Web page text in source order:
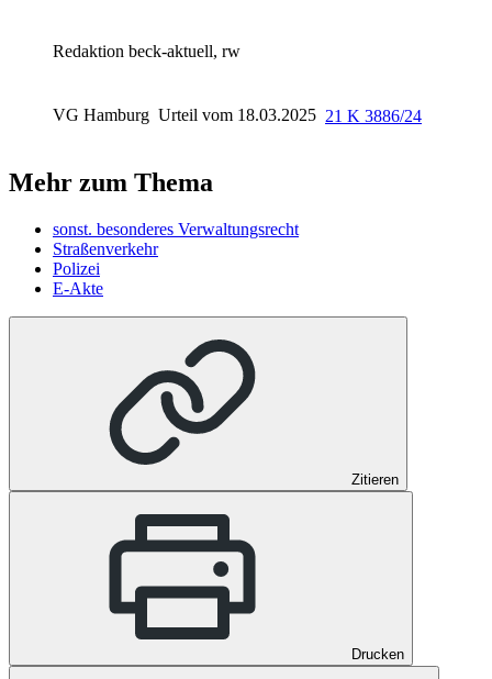
Redaktion beck-aktuell, rw
VG Hamburg Urteil vom 18.03.2025 21 K 3886/24
Mehr zum Thema
sonst. besonderes Verwaltungsrecht
Straßenverkehr
Polizei
E-Akte
Zitieren
Drucken